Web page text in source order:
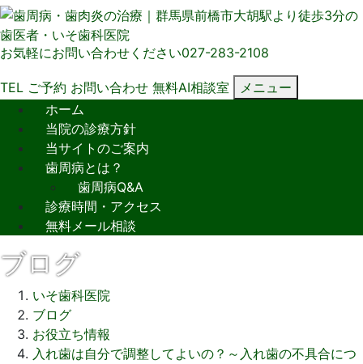
お気軽にお問い合わせください027-283-2108
TEL ご予約 お問い合わせ 無料AI相談室
メニュー
ホーム
当院の診療方針
当サイトのご案内
歯周病とは？
歯周病Q&A
診療時間・アクセス
無料メール相談
ブログ
いそ歯科医院
ブログ
お役立ち情報
入れ歯は自分で調整してよいの？～入れ歯の不具合につ